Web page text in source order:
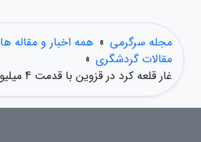
مجله سرگرمی » همه اخبار و مقاله ها
مقالات گردشگری »
غار قلعه کرد در قزوین با قدمت 4 میلیون سال